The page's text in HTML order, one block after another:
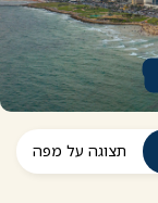
תצוגה על מפה